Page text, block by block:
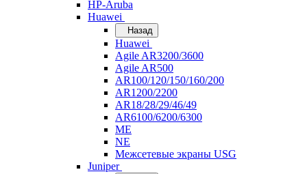
HP-Aruba
Huawei
Назад
Huawei
Agile AR3200/3600
Agile AR500
AR100/120/150/160/200
AR1200/2200
AR18/28/29/46/49
AR6100/6200/6300
ME
NE
Межсетевые экраны USG
Juniper